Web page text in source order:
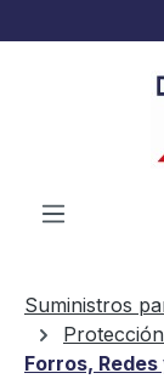
Saltar al
Suministros
Forros,